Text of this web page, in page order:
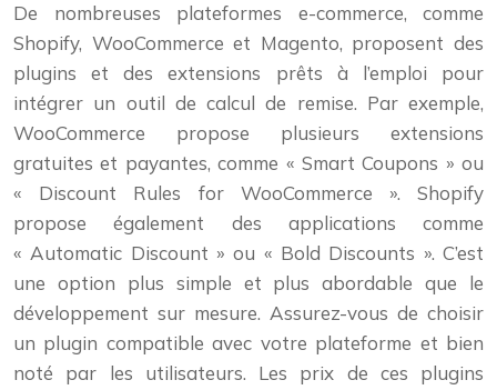
De nombreuses plateformes e-commerce, comme
Shopify, WooCommerce et Magento, proposent des
plugins et des extensions prêts à l’emploi pour
intégrer un outil de calcul de remise. Par exemple,
WooCommerce propose plusieurs extensions
gratuites et payantes, comme « Smart Coupons » ou
« Discount Rules for WooCommerce ». Shopify
propose également des applications comme
« Automatic Discount » ou « Bold Discounts ». C’est
une option plus simple et plus abordable que le
développement sur mesure. Assurez-vous de choisir
un plugin compatible avec votre plateforme et bien
noté par les utilisateurs. Les prix de ces plugins